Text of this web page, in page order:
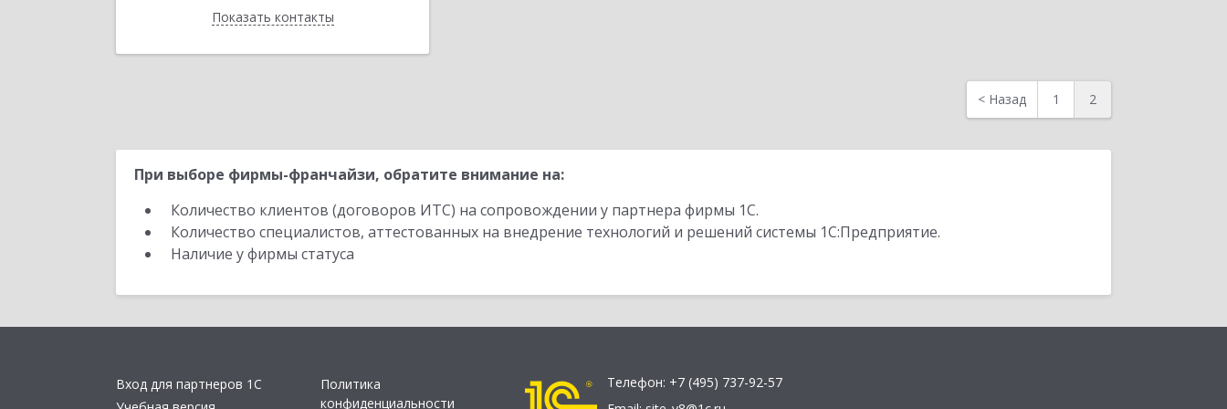
Показать контакты
Назад
< Назад 1 2
При выборе фирмы-франчайзи, обратите внимание на:
Количество клиентов (договоров ИТС) на сопровождении у партнера фирмы 1С.
Количество специалистов, аттестованных на внедрение технологий и решений системы 1С:Предприятие.
Наличие у фирмы статуса
Вход для партнеров 1С
Политика
конфиденциальности
Телефон: +7 (495) 737-92-57